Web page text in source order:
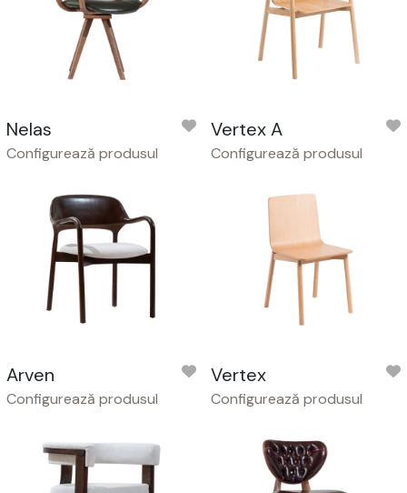
Nelas
Configurează produsul
Vertex A
Configurează produsul
Arven
Configurează produsul
Vertex
Configurează produsul